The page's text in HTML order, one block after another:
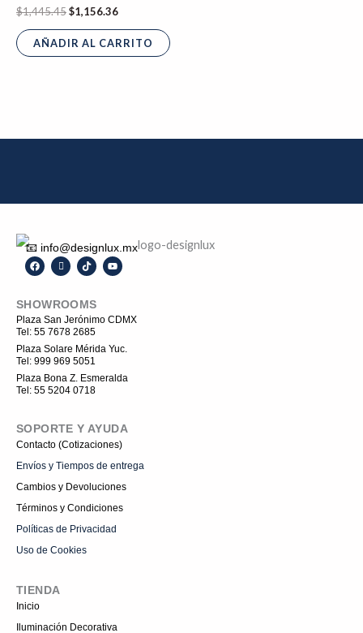
$1,445.45$1,156.36
AÑADIR AL CARRITO
📧 info@designlux.mx
F
a
b
o
o
k
I
c
-
i
n
s
t
a
g
r
a
m
T
i
o
k
Y
o
b
e
SHOWROOMS
Plaza San Jerónimo CDMX
Tel: 55 7678 2685
Plaza Solare Mérida Yuc.
Tel: 999 969 5051
Plaza Bona Z. Esmeralda
Tel: 55 5204 0718
SOPORTE Y AYUDA
Contacto (Cotizaciones)
Envíos y Tiempos de entrega
Cambios y Devoluciones
Términos y Condiciones
Políticas de Privacidad
Uso de Cookies
TIENDA
Inicio
Iluminación Decorativa